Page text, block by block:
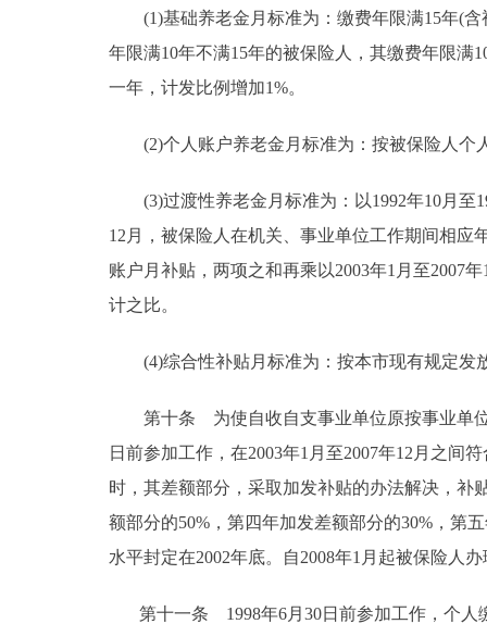
(1)基础养老金月标准为：缴费年限满15年(含
年限满10年不满15年的被保险人，其缴费年限满
一年，计发比例增加1%。
(2)个人账户养老金月标准为：按被保险人个
(3)过渡性养老金月标准为：以1992年10月至
12月，被保险人在机关、事业单位工作期间相
账户月补贴，两项之和再乘以2003年1月至2007
计之比。
(4)综合性补贴月标准为：按本市现有规定发
第十条 为使自收自支事业单位原按事业单位
日前参加工作，在2003年1月至2007年12月之间
时，其差额部分，采取加发补贴的办法解决，补
额部分的50%，第四年加发差额部分的30%，第
水平封定在2002年底。自2008年1月起被保险
第十一条 1998年6月30日前参加工作，个人缴